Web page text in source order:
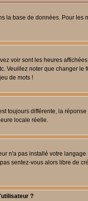
la base de données. Pour les
voir sont les heures
Veuillez noter que changer
de mots !
toujours différente, la
locale réelle.
n'a pas installé votre
sentez-vous alors libre de
?